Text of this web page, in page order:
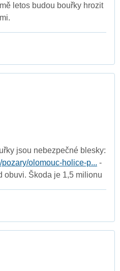
letos budou bouřky hrozit
jsou nebezpečné blesky:
olomouc-holice-p... -
obuvi. Škoda je 1,5 milionu